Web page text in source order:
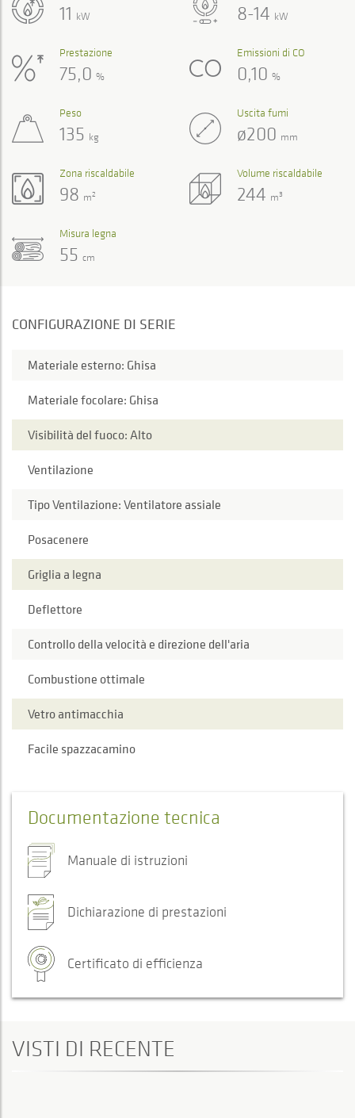
8-14 kW
11 kW
Prestazione
75,0 %
Emissioni di CO
0,10 %
Volume riscaldabile
244 m3
Zona riscaldabile
98 m2
Peso
135 kg
Uscita fumi
ø200 mm
Misura legna
55 cm
CONFIGURAZIONE DI SERIE
Materiale esterno: Ghisa
Materiale focolare: Ghisa
Visibilità del fuoco: Alto
Ventilazione
Tipo Ventilazione: Ventilatore assiale
Posacenere
Griglia a legna
Deflettore
Controllo della velocità e direzione dell'aria
Combustione ottimale
Vetro antimacchia
Facile spazzacamino
Documentazione tecnica
Manuale di istruzioni
Dichiarazione di prestazioni
Certificato di efficienza
VISTI DI RECENTE